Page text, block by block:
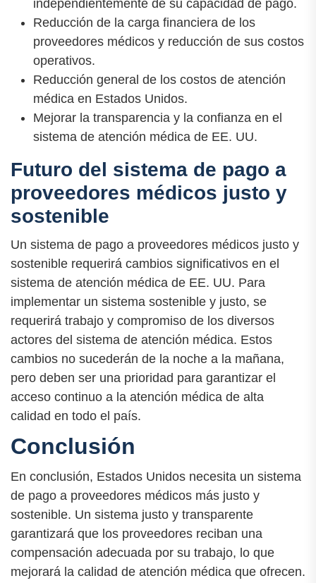
independientemente de su capacidad de pago.
Reducción de la carga financiera de los
proveedores médicos y reducción de sus costos
operativos.
Reducción general de los costos de atención
médica en Estados Unidos.
Mejorar la transparencia y la confianza en el
sistema de atención médica de EE. UU.
Futuro del sistema de pago a
proveedores médicos justo y
sostenible
Un sistema de pago a proveedores médicos justo y
sostenible requerirá cambios significativos en el
sistema de atención médica de EE. UU. Para
implementar un sistema sostenible y justo, se
requerirá trabajo y compromiso de los diversos
actores del sistema de atención médica. Estos
cambios no sucederán de la noche a la mañana,
pero deben ser una prioridad para garantizar el
acceso continuo a la atención médica de alta
calidad en todo el país.
Conclusión
En conclusión, Estados Unidos necesita un sistema
de pago a proveedores médicos más justo y
sostenible. Un sistema justo y transparente
garantizará que los proveedores reciban una
compensación adecuada por su trabajo, lo que
mejorará la calidad de atención médica que ofrecen.